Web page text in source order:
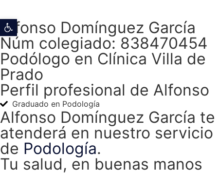
Alfonso Domínguez García
Núm colegiado: 838470454
Podólogo en Clínica Villa de
Prado
Perfil profesional de Alfonso
Graduado en Podología
Alfonso Domínguez García te
atenderá en nuestro servicio
de Podología.
Tu salud, en buenas manos
Abrir barra de herramientas